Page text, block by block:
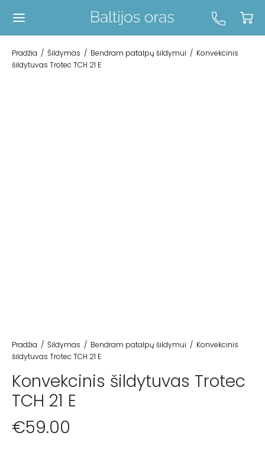
Pradžia / Šildymas / Bendram patalpų šildymui / Konvekcinis
šildytuvas Trotec TCH 21 E
Pradžia / Šildymas / Bendram patalpų šildymui / Konvekcinis
šildytuvas Trotec TCH 21 E
Konvekcinis šildytuvas Trotec
TCH 21 E
€59.00